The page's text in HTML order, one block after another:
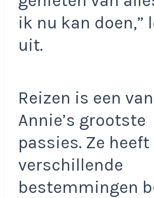
ik nu kan doen,”
uit.
Reizen is een van
Annie’s grootste
passies. Ze heeft
verschillende
bestemmingen